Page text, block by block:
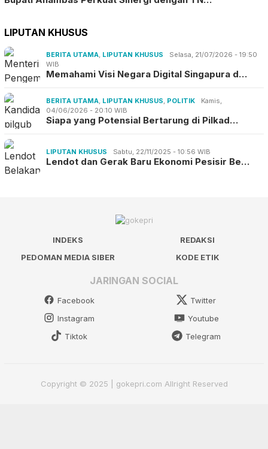
LIPUTAN KHUSUS
BERITA UTAMA, LIPUTAN KHUSUS
Selasa, 21/07/2026 - 19:50
WIB
Memahami Visi Negara Digital Singapura d…
BERITA UTAMA, LIPUTAN KHUSUS, POLITIK
Kamis,
04/06/2026 - 20:10 WIB
Siapa yang Potensial Bertarung di Pilkad…
LIPUTAN KHUSUS Sabtu, 22/11/2025 - 10:56 WIB
Lendot dan Gerak Baru Ekonomi Pesisir Be…
INDEKS
REDAKSI
PEDOMAN MEDIA SIBER
KODE ETIK
JARINGAN SOCIAL
Facebook
Twitter
Instagram
Youtube
Tiktok
Telegram
Copyright © 2025 | gokepri.com Allright Reserved